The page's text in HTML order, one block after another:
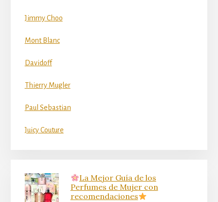
Jimmy Choo
Mont Blanc
Davidoff
Thierry Mugler
Paul Sebastian
Juicy Couture
La Mejor Guía de los
Perfumes de Mujer con
recomendaciones